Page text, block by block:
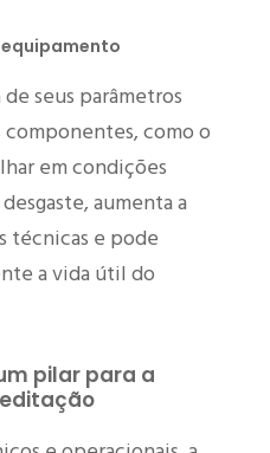
seus parâmetros
como o
em condições
aumenta a
técnicas e pode
a vida útil do
pilar para a